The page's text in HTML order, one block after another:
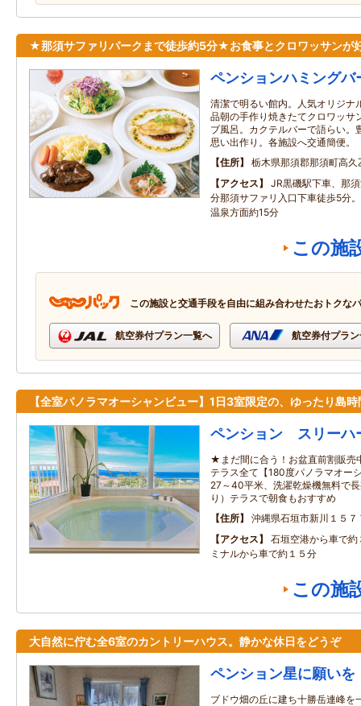
★那須サファリパークまで徒歩約5分★お食事とクロワッサンが
ペンションハミングバ
清潔で明るい館内。人気オリジナ
品朝の手作り焼きたてクロワッサ
ブ風呂。カクテルバーで語らい。
思い出作り。各施設へ交通簡便。
住所
栃木県那須郡那須町高
アクセス
JR黒磯駅下車、那
分那須サファリ入口下車徒歩5分
温泉方面約15分
この施
この施設と交通手段を自由に組み合わせたおトクな
航空券付プラン一覧へ 航空券付プラ
【全室パノラマオーシャンビュー】1日3室限定の、ゆったり島時
ペンション スリーハ
★まだ間に合う！お盆直前割販
テラス全て【180度パノラマオー
27～40平米、洗濯乾燥機無料で
り）テラスで朝食もおすすめ
住所
沖縄県石垣市新川１５７
アクセス
石垣空港から車で
ミナルから車で約１５分
この施
大自然に佇む全6室のカントリーハウス。静かな休日をどうぞ
ペンション星に願いを
ブドウ畑の丘に建ち十勝岳連峰を